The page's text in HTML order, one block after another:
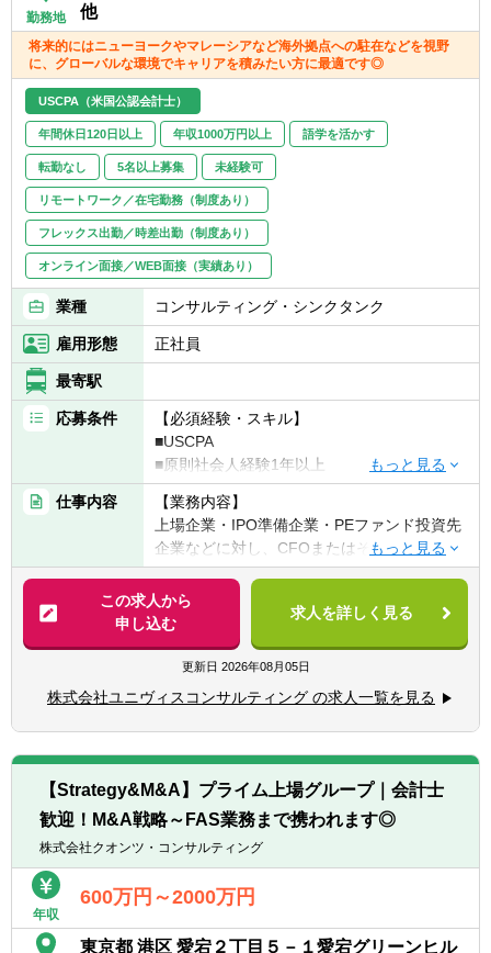
■基幹システム導入支援
■内部統制構築支援
■監査法人/証券会社対応
単なるレポート作成ではなく、 クライアント
企業の現場に入り込み、実行まで伴走するコ
ンサルティング です。
【プロジェクト例】
■IPO準備企業の経営管理体制構築
■PEファンド投資先企業のPMI支援
■成長企業の事業計画策定・資金調達支援
■上場企業の管理会計体制構築
経営者と直接議論しながら、企業の意思決定
に深く関わる案件が中心です。
勤務地
他
将来的にはニューヨークやマレーシアなど海外拠点への駐在などを視野
に、グローバルな環境でキャリアを積みたい方に最適です◎
USCPA（米国公認会計士）
年間休日120日以上 年収1000万円以上 語学を活かす
転勤なし 5名以上募集 未経験可
リモートワーク／在宅勤務（制度あり）
フレックス出勤／時差出勤（制度あり）
オンライン面接／WEB面接（実績あり）
業種 コンサルティング・シンクタンク
雇用形態 正社員
最寄駅
応募条件
【必須経験・スキル】
■USCPA
■原則社会人経験1年以上
■コンサルティング業務への興味・関心（未
経験可）
【歓迎経験・スキル】
■会計や財務に関するコンサルティング業務
の経験をお持ちの方
■監査法人や会計事務所出身の方
■事業会社での経理経験をお持ちの方
■公認会計士資格保有者（試験合格者含む）
■Excel、PPT、Wordの実務における使用経験
仕事内容
【業務内容】
上場企業・IPO準備企業・PEファンド投資先
企業などに対し、CFOまたはその補佐として
企業価値向上を支援します。
▽主な業務
■US GAAP / IFRSに基づく財務諸表作成・監
査対応
■クロスボーダーM&Aにおける財務デューデ
リジェンス
■会計 / 税務アドバイザリー
■内部統制（SOX）構築支援
■リスク管理体制構築
【案件の特徴】
▽クライアント
■上場企業
■PEファンド投資先企業
この求人から
申し込む
求人を詳しく見る
更新日 2026年08月05日
株式会社ユニヴィスコンサルティング の求人一覧を見る
【Strategy&M&A】プライム上場グループ｜会計士
歓迎！M&A戦略～FAS業務まで携われます◎
株式会社クオンツ・コンサルティング
年収
600万円～2000万円
東京都 港区 愛宕２丁目５－１愛宕グリーンヒル